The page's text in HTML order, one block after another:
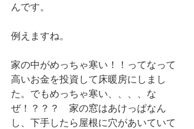
んです。
例えますね。
家の中がめっちゃ寒い！！ってなって
高いお金を投資して床暖房にしまし
た。でもめっちゃ寒い、、、、な
ぜ！？？？　家の窓はあけっぱなん
し、下手したら屋根に穴があいていて